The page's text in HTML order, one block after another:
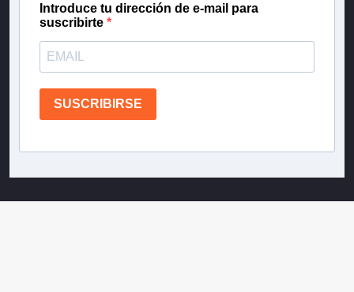
Introduce tu dirección de e-mail para
suscribirte
SUSCRIBIRSE